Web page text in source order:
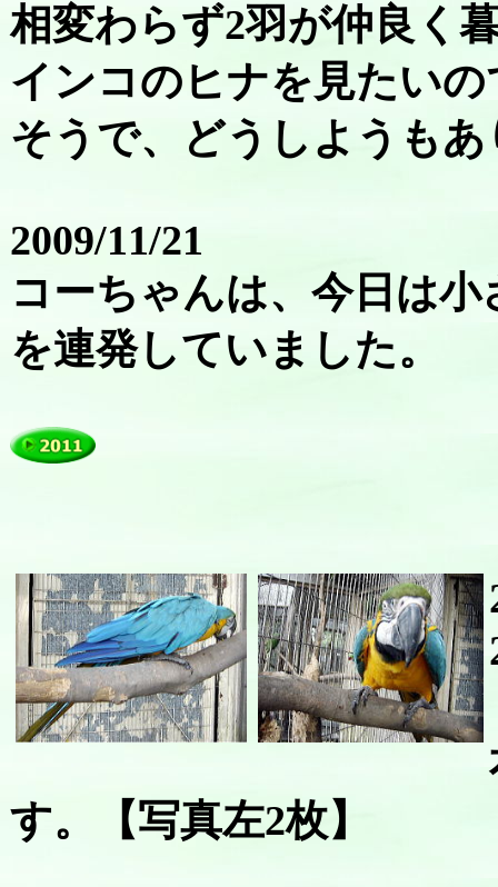
相変わらず2羽が仲良く
インコのヒナを見たい
そうで、どうしようも
2009/11/21
コーちゃんは、今日は
を連発していました。
す。【写真左2枚】